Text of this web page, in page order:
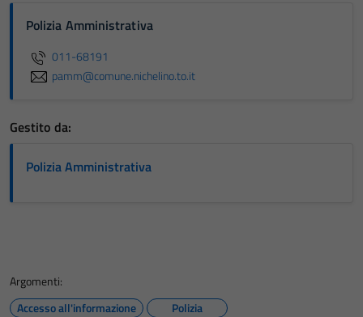
Polizia Amministrativa
011-68191
pamm@comune.nichelino.to.it
Gestito da:
Polizia Amministrativa
Argomenti:
Accesso all'informazione
Polizia